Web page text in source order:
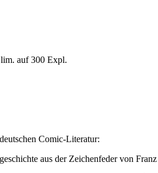
auf 300 Expl.
Comic-Literatur:
aus der Zeichenfeder von